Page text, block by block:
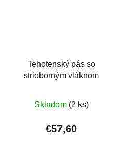
Tehotenský pás so
strieborným vláknom
hodnotenie
produktu
Skladom (2 ks)
€57,60